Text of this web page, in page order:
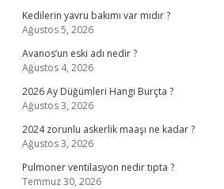
Kedilerin yavru bakımı var mıdır ?
Ağustos 5, 2026
Avanos’un eski adı nedir ?
Ağustos 4, 2026
2026 Ay Düğümleri Hangi Burçta ?
Ağustos 3, 2026
2024 zorunlu askerlik maaşı ne kadar ?
Ağustos 3, 2026
Pulmoner ventilasyon nedir tıpta ?
Temmuz 30, 2026